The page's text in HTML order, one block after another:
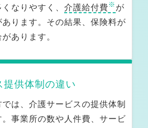
中区の在宅対応薬局・訪問薬剤管理
なし
いて
と支援制度
制度について
なりやすく、 介護給付費 ※ が
ります。その結果、保険料が
あります。
供体制の違い
は、介護サービスの提供体制
事業所の数や人件費、サービ